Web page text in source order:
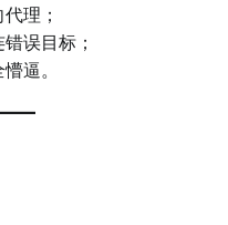
理；
误目标；
逼。